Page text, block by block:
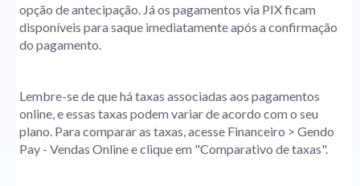
opção de antecipação. Já os pagamentos via PIX ficam
disponíveis para saque imediatamente após a confirmação
do pagamento.
Lembre-se de que há taxas associadas aos pagamentos
online, e essas taxas podem variar de acordo com o seu
plano. Para comparar as taxas, acesse Financeiro > Gendo
Pay - Vendas Online e clique em "Comparativo de taxas".